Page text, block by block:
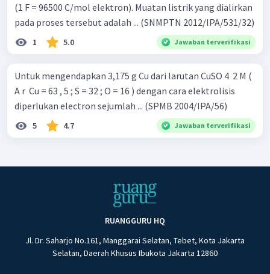
(1 F = 96500 C/mol elektron). Muatan listrik yang dialirkan
pada proses tersebut adalah ... (SNMPTN 2012/IPA/531/32)
1 5.0 Jawaban terverifikasi
Untuk mengendapkan 3,175 g Cu dari larutan CuSO 4 ​ 2 M (
A r ​ Cu = 63 , 5 ; S = 32 ; O = 16 ) dengan cara elektrolisis
diperlukan electron sejumlah ... (SPMB 2004/IPA/56)
5 4.7 Jawaban terverifikasi
RUANGGURU HQ
Jl. Dr. Saharjo No.161, Manggarai Selatan, Tebet, Kota Jakarta
Selatan, Daerah Khusus Ibukota Jakarta 12860